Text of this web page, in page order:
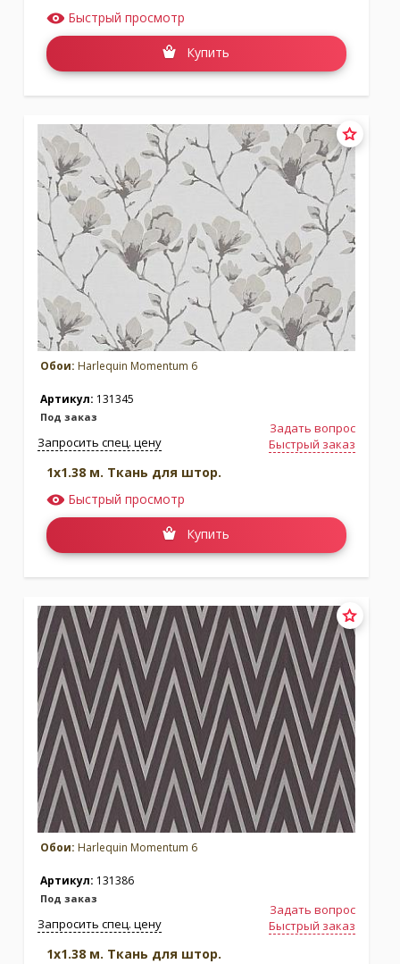
Быстрый просмотр
Купить
Обои: Harlequin Momentum 6
Артикул: 131345
Под заказ
Задать вопрос
Быстрый заказ
Запросить спец. цену
1x1.38 м. Ткань для штор.
Быстрый просмотр
Купить
Обои: Harlequin Momentum 6
Артикул: 131386
Под заказ
Задать вопрос
Быстрый заказ
Запросить спец. цену
1x1.38 м. Ткань для штор.